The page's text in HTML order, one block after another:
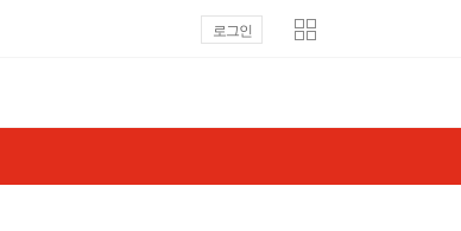
로그인